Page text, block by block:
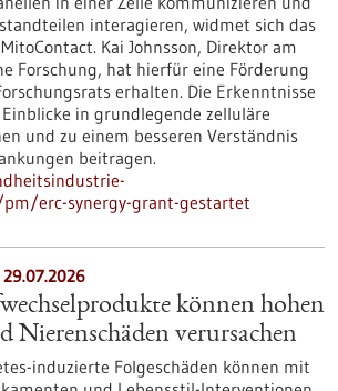
interagieren, widmet sich das
Kai Johnsson, Direktor am
Forschung, hat hierfür eine Förderung
erhalten. Die Erkenntnisse
in grundlegende zelluläre
und zu einem besseren Verständnis
beitragen.
erc-synergy-grant-gestartet
können hohen
Nierenschäden verursachen
induzierte Folgeschäden können mit